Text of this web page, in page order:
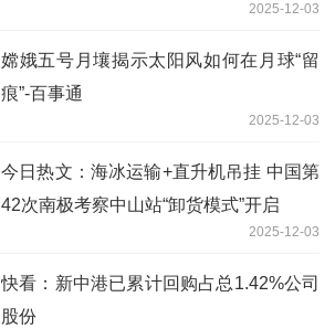
2025-12-03
嫦娥五号月壤揭示太阳风如何在月球“留
痕”-百事通
2025-12-03
今日热文：海冰运输+直升机吊挂 中国第
42次南极考察中山站“卸货模式”开启
2025-12-03
快看：新中港已累计回购占总1.42%公司
股份